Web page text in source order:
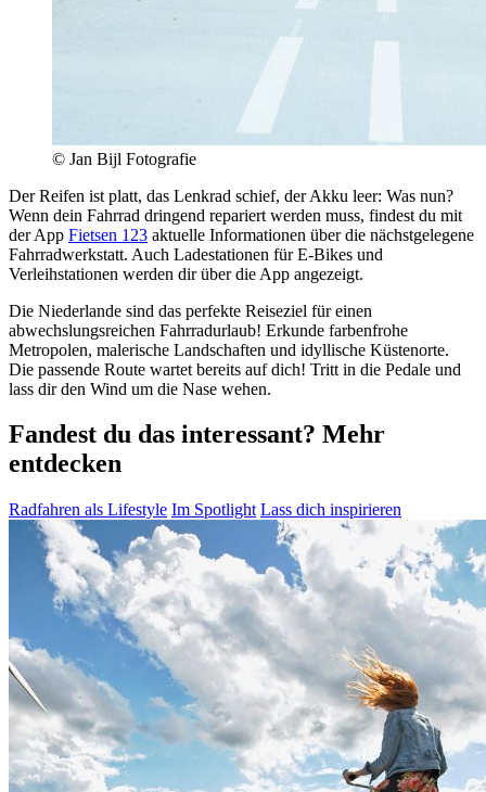
© Jan Bijl Fotografie
Der Reifen ist platt, das Lenkrad schief, der Akku leer: Was nun?
Wenn dein Fahrrad dringend repariert werden muss, findest du mit
der App Fietsen 123 aktuelle Informationen über die nächstgelegene
Fahrradwerkstatt. Auch Ladestationen für E-Bikes und
Verleihstationen werden dir über die App angezeigt.
Die Niederlande sind das perfekte Reiseziel für einen
abwechslungsreichen Fahrradurlaub! Erkunde farbenfrohe
Metropolen, malerische Landschaften und idyllische Küstenorte.
Die passende Route wartet bereits auf dich! Tritt in die Pedale und
lass dir den Wind um die Nase wehen.
Fandest du das interessant? Mehr
entdecken
Radfahren als Lifestyle Im Spotlight Lass dich inspirieren